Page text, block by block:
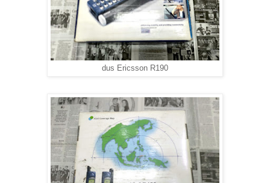
dus Ericsson R190